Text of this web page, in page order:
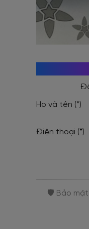
Họ và tên (*)
Điện thoại (*)